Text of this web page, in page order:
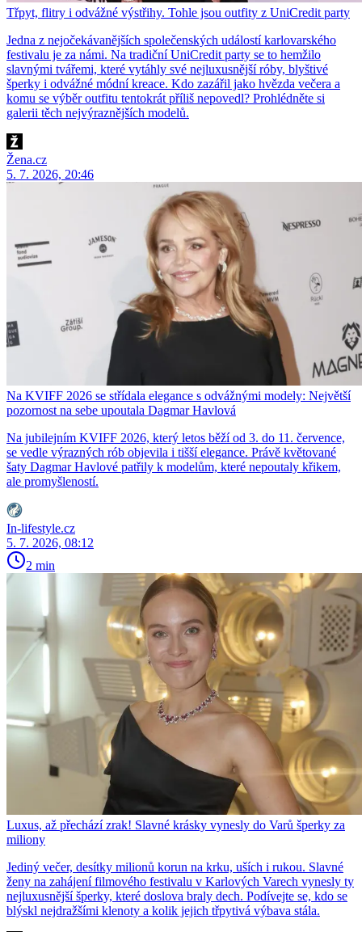
Třpyt, flitry i odvážné výstřihy. Tohle jsou outfity z UniCredit party
Jedna z nejočekávanějších společenských událostí karlovarského
festivalu je za námi. Na tradiční UniCredit party se to hemžilo
slavnými tvářemi, které vytáhly své nejluxusnější róby, blyštivé
šperky i odvážné módní kreace. Kdo zazářil jako hvězda večera a
komu se výběr outfitu tentokrát příliš nepovedl? Prohlédněte si
galerii těch nejvýraznějších modelů.
Žena.cz
5. 7. 2026, 20:46
Na KVIFF 2026 se střídala elegance s odvážnými modely: Největší
pozornost na sebe upoutala Dagmar Havlová
Na jubilejním KVIFF 2026, který letos běží od 3. do 11. července,
se vedle výrazných rób objevila i tišší elegance. Právě květované
šaty Dagmar Havlové patřily k modelům, které nepoutaly křikem,
ale promyšleností.
In-lifestyle.cz
5. 7. 2026, 08:12
2 min
Luxus, až přechází zrak! Slavné krásky vynesly do Varů šperky za
miliony
Jediný večer, desítky milionů korun na krku, uších i rukou. Slavné
ženy na zahájení filmového festivalu v Karlových Varech vynesly ty
nejluxusnější šperky, které doslova braly dech. Podívejte se, kdo se
blýskl nejdražšími klenoty a kolik jejich třpytivá výbava stála.